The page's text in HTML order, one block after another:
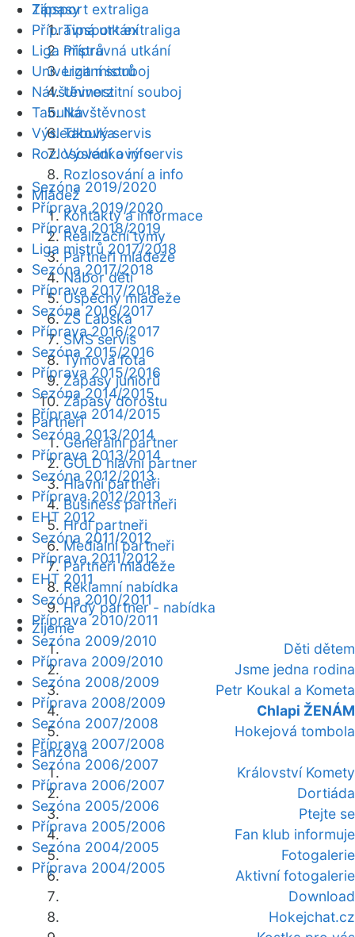
Zápasy
Tipsport extraliga
Přípravná utkání
Liga mistrů
Univerzitní souboj
Návštěvnost
Tabulka
Výsledkový servis
Rozlosování a info
Mládež
Kontakty a informace
Realizační týmy
Partneři mládeže
Nábor dětí
Úspěchy mládeže
ZŠ Labská
SMS servis
Týmová fota
Zápasy juniorů
Zápasy dorostu
Partneři
Generální partner
GOLD hlavní partner
Hlavní partneři
Business partneři
Hrdí partneři
Mediální partneři
Partneři mládeže
Reklamní nabídka
Hrdý partner - nabídka
Žijeme
Děti dětem
Jsme jedna rodina
Petr Koukal a Kometa
Chlapi ŽENÁM
Hokejová tombola
Fanzóna
Království Komety
Dortiáda
Ptejte se
Fan klub informuje
Fotogalerie
Aktivní fotogalerie
Download
Hokejchat.cz
Tipsport extraliga
Přípravná utkání
Liga mistrů
Univerzitní souboj
Návštěvnost
Tabulka
Výsledkový servis
Rozlosování a info
Sezóna 2019/2020
Příprava 2019/2020
Příprava 2018/2019
Liga mistrů 2017/2018
Sezóna 2017/2018
Příprava 2017/2018
Sezóna 2016/2017
Příprava 2016/2017
Sezóna 2015/2016
Příprava 2015/2016
Sezóna 2014/2015
Příprava 2014/2015
Sezóna 2013/2014
Příprava 2013/2014
Sezóna 2012/2013
Příprava 2012/2013
EHT 2012
Sezóna 2011/2012
Příprava 2011/2012
EHT 2011
Sezóna 2010/2011
Příprava 2010/2011
Sezóna 2009/2010
Příprava 2009/2010
Sezóna 2008/2009
Příprava 2008/2009
Sezóna 2007/2008
Příprava 2007/2008
Sezóna 2006/2007
Příprava 2006/2007
Sezóna 2005/2006
Příprava 2005/2006
Sezóna 2004/2005
Příprava 2004/2005